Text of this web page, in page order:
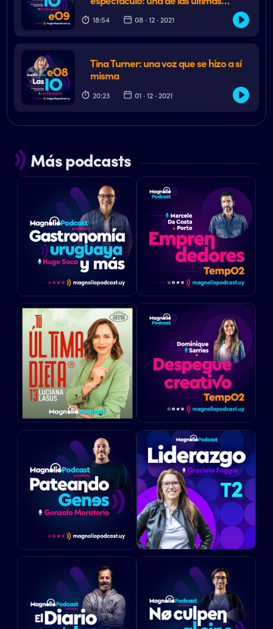
grandes divas de la escena musical
18:54 08 · 12 · 2021
Tina Turner: una voz que se hizo a sí
misma
20:23 01 · 12 · 2021
Más podcasts